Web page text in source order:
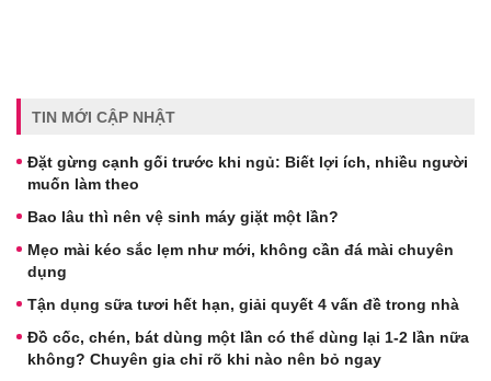
TIN MỚI CẬP NHẬT
Đặt gừng cạnh gối trước khi ngủ: Biết lợi ích, nhiều người
muốn làm theo
Bao lâu thì nên vệ sinh máy giặt một lần?
Mẹo mài kéo sắc lẹm như mới, không cần đá mài chuyên
dụng
Tận dụng sữa tươi hết hạn, giải quyết 4 vấn đề trong nhà
Đồ cốc, chén, bát dùng một lần có thể dùng lại 1-2 lần nữa
không? Chuyên gia chỉ rõ khi nào nên bỏ ngay